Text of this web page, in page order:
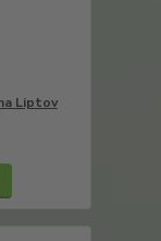
Liptov